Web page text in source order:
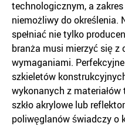
technologicznym, a
niemożliwy do określenia.
spełniać nie tylko
branża musi mierzyć się z
wymaganiami.
szkieletów
wykonanych z
szkło akrylowe lub
poliwęglanów świadczy o